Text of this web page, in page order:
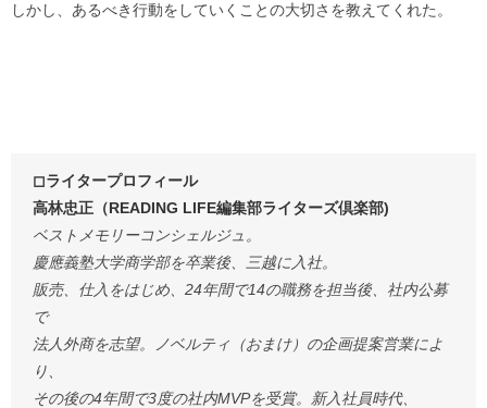
しかし、あるべき行動をしていくことの大切さを教えてくれた。
◻︎ライタープロフィール
高林忠正（READING LIFE編集部ライターズ倶楽部)
ベストメモリーコンシェルジュ。
慶應義塾大学商学部を卒業後、三越に入社。
販売、仕入をはじめ、24年間で14の職務を担当後、社内公募
で
法人外商を志望。ノベルティ（おまけ）の企画提案営業によ
り、
その後の4年間で3度の社内MVPを受賞。新入社員時代、